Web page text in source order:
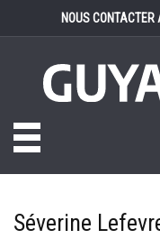
NOUS CONTACTER
Toggle
Séverine